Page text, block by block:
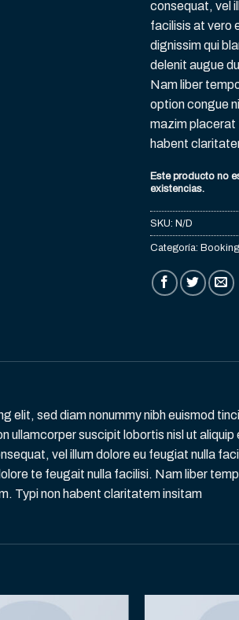
consequat, vel
facilisis at vero
dignissim qui
delenit augue
Nam liber
option congue
mazim placerat
habent
Este producto no
existencias.
SKU: N/D
Categoría: Booking
elit, sed diam nonummy nibh euismod
ullamcorper suscipit lobortis nisl ut
vel illum dolore eu feugiat nulla
te feugait nulla facilisi. Nam liber
Typi non habent claritatem insitam